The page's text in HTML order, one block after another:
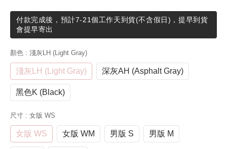
付款完成後，預計7-21個工作天到貨(不含假日)，提早到貨
會提早寄出
顏色 : 淺灰LH (Light Gray)
淺灰LH (Light Gray) 深灰AH (Asphalt Gray)
黑色K (Black)
尺寸 : 女版 WS
女版 WS 女版 WM 男版 S 男版 M